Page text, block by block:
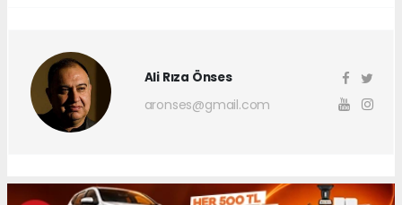
Ali Rıza Önses
aronses@gmail.com